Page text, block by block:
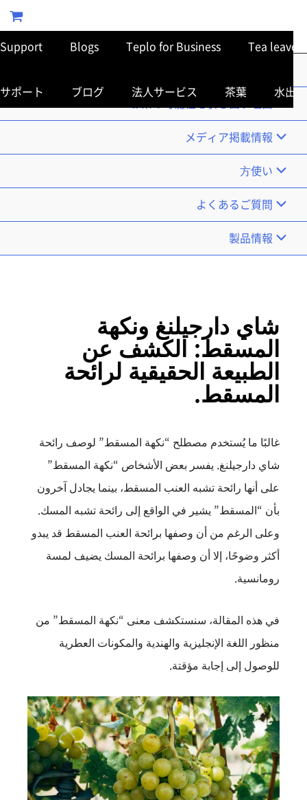
メディア掲載情報
使い⽅
よくあるご質問
製品情報
Tea leaves
Teplo for Business
Blogs
Support
水出
茶葉
法人サービス
ブログ
サポート
شاي دارجيلنغ ونكهة
المسقط: الكشف عن
الطبيعة الحقيقية لرائحة
المسقط.
غالبًا ما يُستخدم مصطلح “نكهة المسقط” لوصف رائحة
شاي دارجيلنغ. يفسر بعض الأشخاص “نكهة المسقط”
على أنها رائحة تشبه العنب المسقط، بينما يجادل آخرون
بأن “المسقط” يشير في الواقع إلى رائحة تشبه المسك.
وعلى الرغم من أن وصفها برائحة العنب المسقط قد يبدو
أكثر وضوحًا، إلا أن وصفها برائحة المسك يضيف لمسة
رومانسية.
في هذه المقالة، سنستكشف معنى “نكهة المسقط” من
منظور اللغة الإنجليزية والهندية والمكونات العطرية
للوصول إلى إجابة مؤقتة.